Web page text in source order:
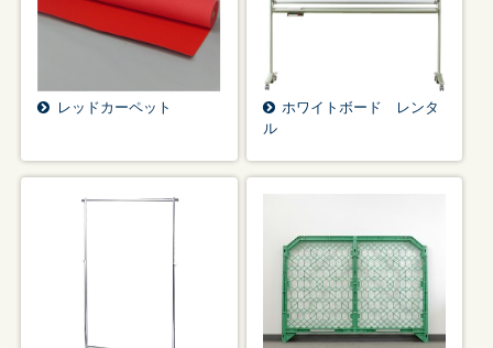
レッドカーペット
ホワイトボード レンタ
ル